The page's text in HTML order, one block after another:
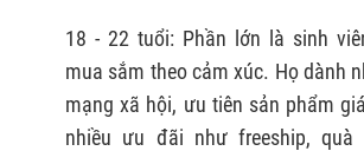
18 - 22 tuổi: Phần lớn là sinh
mua sắm theo cảm xúc. Họ dành
mạng xã hội, ưu tiên sản phẩm
nhiều ưu đãi như freeship, quà